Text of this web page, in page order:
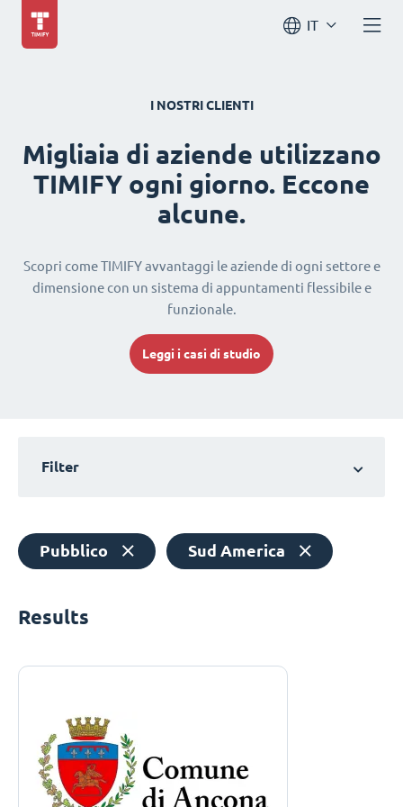
IT
I NOSTRI CLIENTI
Migliaia di aziende utilizzano
TIMIFY ogni giorno. Eccone
alcune.
Scopri come TIMIFY avvantaggi le aziende di ogni settore e
dimensione con un sistema di appuntamenti flessibile e
funzionale.
Leggi i casi di studio
Filter
Pubblico Sud America
Results